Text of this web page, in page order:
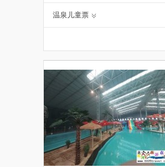
温泉儿童票